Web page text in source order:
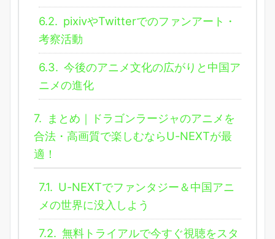
6.2. pixivやTwitterでのファンアート・
考察活動
6.3. 今後のアニメ文化の広がりと中国ア
ニメの進化
7.
まとめ｜ドラゴンラージャのアニメを
合法・高画質で楽しむならU-NEXTが最
適！
7.1. U-NEXTでファンタジー＆中国アニ
メの世界に没入しよう
7.2. 無料トライアルで今すぐ視聴をスタ